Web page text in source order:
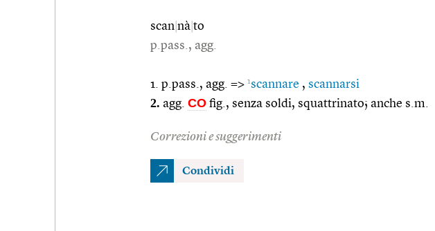
scan nà to
p.pass., agg.
1. p.pass., agg. => 1scannare , scannarsi
2. agg. CO fig., senza soldi, squattrinato; anche s.m.
Correzioni e suggerimenti
Condividi